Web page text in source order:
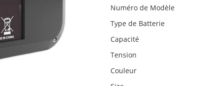
Numéro de Modèle
Type de Batterie
Capacité
Tension
Couleur